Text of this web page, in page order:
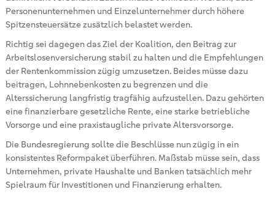
Personenunternehmen und Einzelunternehmer durch höhere
Spitzensteuersätze zusätzlich belastet werden.
Richtig sei dagegen das Ziel der Koalition, den Beitrag zur
Arbeitslosenversicherung stabil zu halten und die Empfehlungen
der Rentenkommission zügig umzusetzen. Beides müsse dazu
beitragen, Lohnnebenkosten zu begrenzen und die
Alterssicherung langfristig tragfähig aufzustellen. Dazu gehörten
eine finanzierbare gesetzliche Rente, eine starke betriebliche
Vorsorge und eine praxistaugliche private Altersvorsorge.
Die Bundesregierung sollte die Beschlüsse nun zügig in ein
konsistentes Reformpaket überführen. Maßstab müsse sein, dass
Unternehmen, private Haushalte und Banken tatsächlich mehr
Spielraum für Investitionen und Finanzierung erhalten.